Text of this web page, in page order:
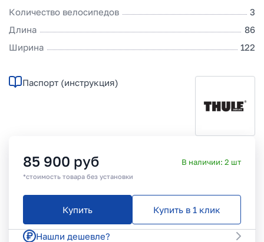
Количество велосипедов
3
Длина
86
Ширина
122
Паспорт (инструкция)
85 900 руб
*стоимость товара без установки
В наличии: 2 шт
Купить Купить в 1 клик
Нашли дешевле?